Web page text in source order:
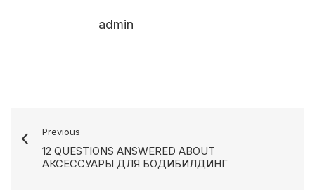
admin
Previous
12 QUESTIONS ANSWERED ABOUT
АКСЕССУАРЫ ДЛЯ БОДИБИЛДИНГ